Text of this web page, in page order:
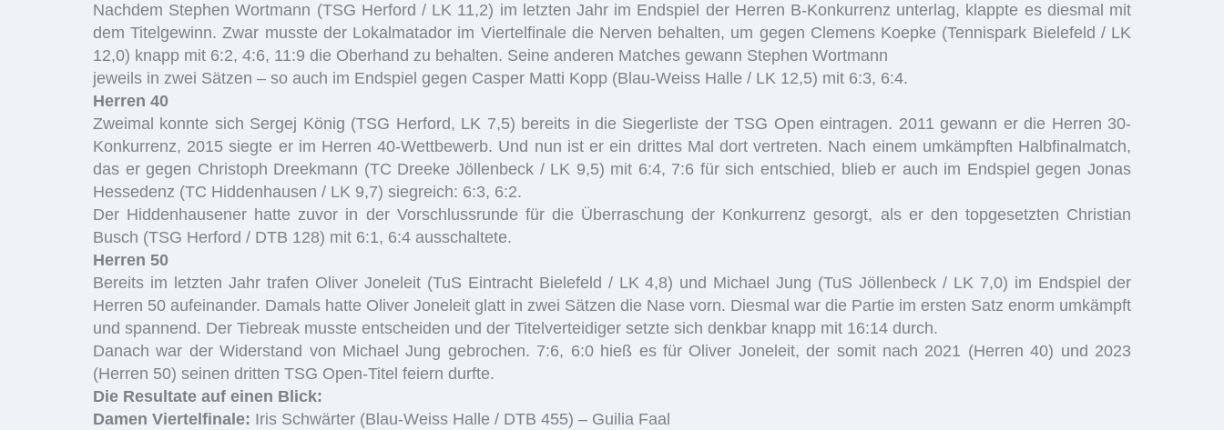
Nachdem Stephen Wortmann (TSG Herford / LK 11,2) im letzten Jahr im Endspiel der Herren B-Konkurrenz unterlag, klappte es diesmal mit
dem Titelgewinn. Zwar musste der Lokalmatador im Viertelfinale die Nerven behalten, um gegen Clemens Koepke (Tennispark Bielefeld / LK
12,0) knapp mit 6:2, 4:6, 11:9 die Oberhand zu behalten. Seine anderen Matches gewann Stephen Wortmann
jeweils in zwei Sätzen – so auch im Endspiel gegen Casper Matti Kopp (Blau-Weiss Halle / LK 12,5) mit 6:3, 6:4.
Herren 40
Zweimal konnte sich Sergej König (TSG Herford, LK 7,5) bereits in die Siegerliste der TSG Open eintragen. 2011 gewann er die Herren 30-
Konkurrenz, 2015 siegte er im Herren 40-Wettbewerb. Und nun ist er ein drittes Mal dort vertreten. Nach einem umkämpften Halbfinalmatch,
das er gegen Christoph Dreekmann (TC Dreeke Jöllenbeck / LK 9,5) mit 6:4, 7:6 für sich entschied, blieb er auch im Endspiel gegen Jonas
Hessedenz (TC Hiddenhausen / LK 9,7) siegreich: 6:3, 6:2.
Der Hiddenhausener hatte zuvor in der Vorschlussrunde für die Überraschung der Konkurrenz gesorgt, als er den topgesetzten Christian
Busch (TSG Herford / DTB 128) mit 6:1, 6:4 ausschaltete.
Herren 50
Bereits im letzten Jahr trafen Oliver Joneleit (TuS Eintracht Bielefeld / LK 4,8) und Michael Jung (TuS Jöllenbeck / LK 7,0) im Endspiel der
Herren 50 aufeinander. Damals hatte Oliver Joneleit glatt in zwei Sätzen die Nase vorn. Diesmal war die Partie im ersten Satz enorm umkämpft
und spannend. Der Tiebreak musste entscheiden und der Titelverteidiger setzte sich denkbar knapp mit 16:14 durch.
Danach war der Widerstand von Michael Jung gebrochen. 7:6, 6:0 hieß es für Oliver Joneleit, der somit nach 2021 (Herren 40) und 2023
(Herren 50) seinen dritten TSG Open-Titel feiern durfte.
Die Resultate auf einen Blick:
Damen Viertelfinale: Iris Schwärter (Blau-Weiss Halle / DTB 455) – Guilia Faal